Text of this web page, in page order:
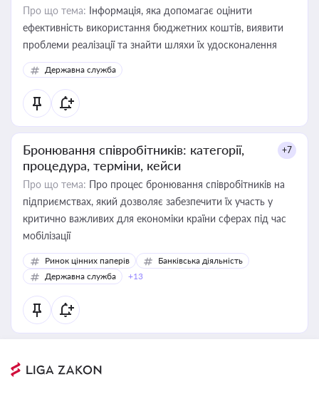
Про що тема: Інформація, яка допомагає оцінити
ефективність використання бюджетних коштів, виявити
проблеми реалізації та знайти шляхи їх удосконалення
Державна служба
Бронювання співробітників: категорії,
процедура, терміни, кейси
+7
Про що тема: Про процес бронювання співробітників на
підприємствах, який дозволяє забезпечити їх участь у
критично важливих для економіки країни сферах під час
мобілізації
Ринок цінних паперів
Банківська діяльність
Державна служба
+13